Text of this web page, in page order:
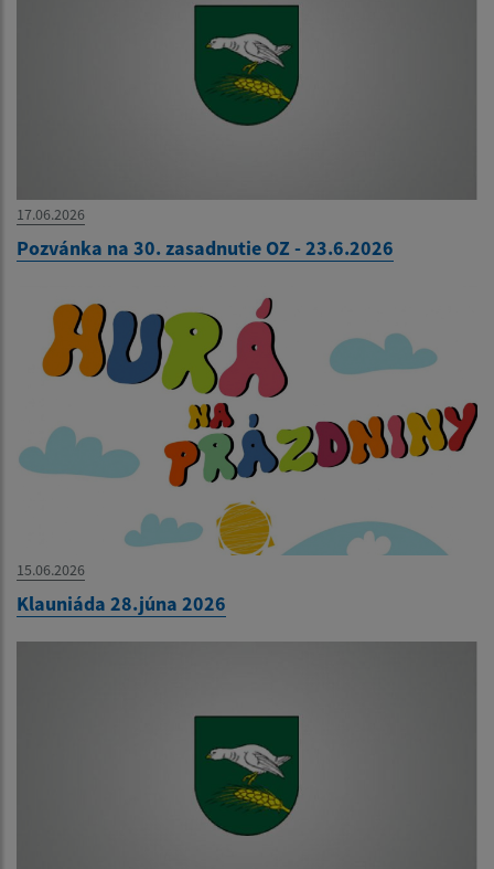
17.06.2026
Pozvánka na 30. zasadnutie OZ - 23.6.2026
15.06.2026
Klauniáda 28.júna 2026